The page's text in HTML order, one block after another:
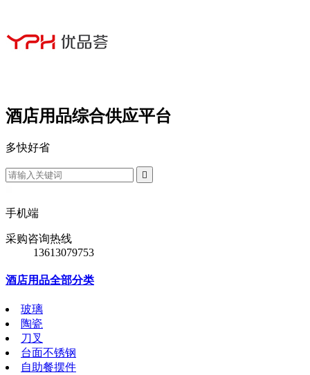
酒店用品综合供应平台
多快好省

手机端
采购咨询热线
13613079753
酒店用品全部分类
玻璃
陶瓷
刀叉
台面不锈钢
自助餐摆件